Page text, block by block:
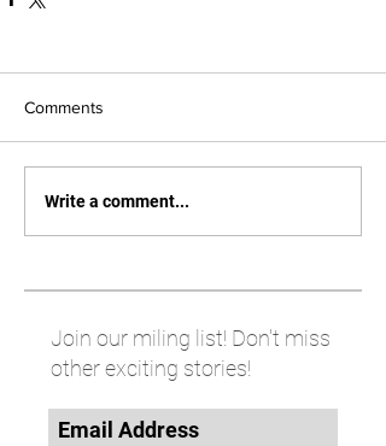
Comments
Write a comment...
Join our miling list! Don't miss
other exciting stories!